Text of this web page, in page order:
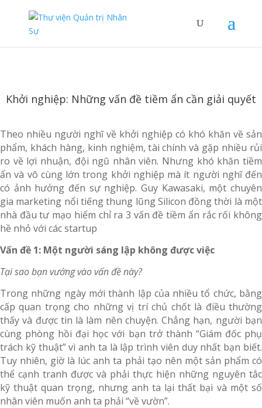
Khởi nghiệp: Những vấn đề tiềm ẩn cần giải quyết
Theo nhiều người nghĩ về khởi nghiệp có khó khăn về sản
phẩm, khách hàng, kinh nghiệm, tài chính và gặp nhiều rủi
ro về lợi nhuận, đội ngũ nhân viên. Nhưng khó khăn tiềm
ẩn và vô cùng lớn trong khởi nghiệp mà ít người nghĩ đến
có ảnh hưởng đến sự nghiệp. Guy Kawasaki, một chuyên
gia marketing nổi tiếng thung lũng Silicon đồng thời là một
nhà đầu tư mạo hiểm chỉ ra 3 vấn đề tiềm ẩn rắc rối không
hề nhỏ với các startup
Vấn đề 1: Một người sáng lập không được việc
Tại sao bạn vướng vào vấn đề này?
Trong những ngày mới thành lập của nhiều tổ chức, bằng
cấp quan trọng cho những vị trí chủ chốt là điều thường
thấy và được tin là làm nên chuyện. Chẳng hạn, người bạn
cùng phòng hồi đại học với bạn trở thành “Giám đốc phụ
trách kỹ thuật” vì anh ta là lập trình viên duy nhất bạn biết.
Tuy nhiên, giờ là lúc anh ta phải tạo nên một sản phẩm có
thể cạnh tranh được và phải thực hiện những nguyên tắc
kỹ thuật quan trọng, nhưng anh ta lại thất bại và một số
nhân viên muốn anh ta phải “về vườn”.